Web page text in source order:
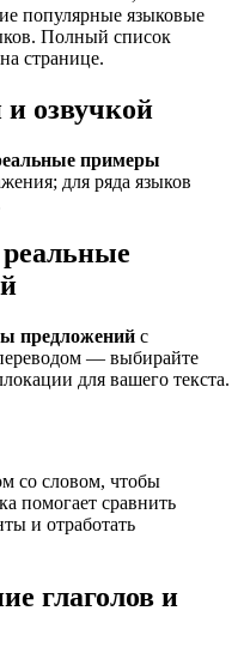
популярные языковые
Полный список
странице.
озвучкой
примеры
для ряда языков
предложений с
— выбирайте
для вашего текста.
со словом, чтобы
помогает сравнить
и отработать
глаголов и